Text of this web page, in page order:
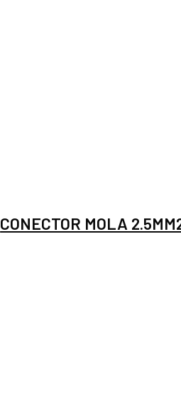
CONECTOR MOLA